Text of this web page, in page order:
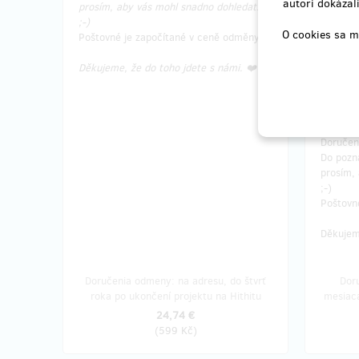
autori
O cookies sa
prosím, aby vás mohl snadno dohledat.
;-)
Poštovné je započítané v ceně odměny.
Děkujeme, že do toho jdete s námi. ❤️
24,74 €
(599 Kč)
měkká
naše
Do
prosím,
;-)